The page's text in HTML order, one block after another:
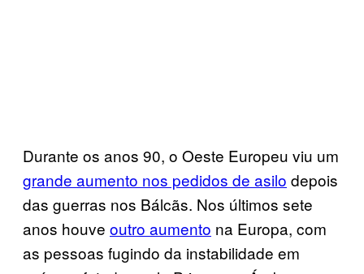
Durante os anos 90, o Oeste Europeu viu um
grande aumento nos pedidos de asilo depois
das guerras nos Bálcãs. Nos últimos sete
anos houve outro aumento na Europa, com
as pessoas fugindo da instabilidade em